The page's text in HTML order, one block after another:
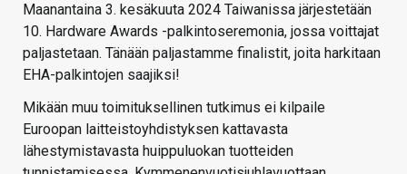
Maanantaina 3. kesäkuuta 2024 Taiwanissa järjestetään
10. Hardware Awards -palkintoseremonia, jossa voittajat
paljastetaan. Tänään paljastamme finalistit, joita harkitaan
EHA-palkintojen saajiksi!
Mikään muu toimituksellinen tutkimus ei kilpaile
Euroopan laitteistoyhdistyksen kattavasta
lähestymistavasta huippuluokan tuotteiden